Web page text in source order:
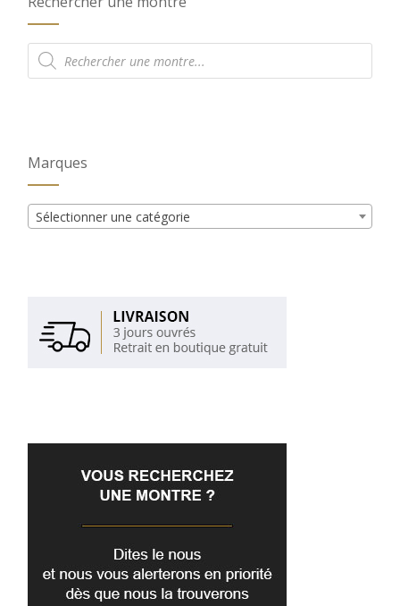
Recherche
de
produits
Marques
Sélectionner une catégorie